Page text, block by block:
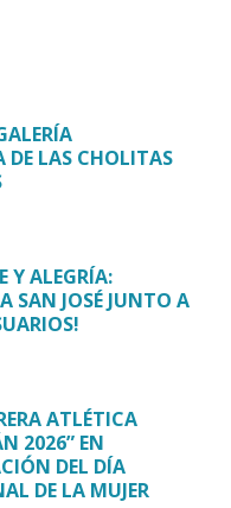
DE LAS CHOLITAS
Y ALEGRÍA:
SAN JOSÉ JUNTO A
ATLÉTICA
2026” EN
DEL DÍA
DE LA MUJER